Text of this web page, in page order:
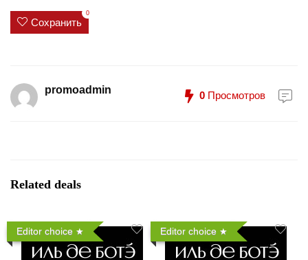
Сохранить
0
promoadmin 0 Просмотров
Related deals
Editor choice Editor choice